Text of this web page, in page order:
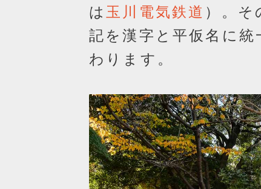
は 玉川電気鉄道 ）。
記を漢字と平仮名に
わります。